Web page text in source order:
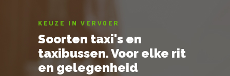
KEUZE IN VERVOER
Soorten taxi's en
taxibussen. Voor elke rit
en gelegenheid